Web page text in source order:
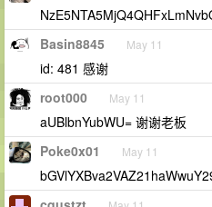
Basin8845 May 11
id: 481 感谢
root000 May 11
aUBlbnYubWU= 谢谢老板
Poke0x01 May 11